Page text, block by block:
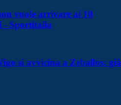
vuole arrivare ai 10
- Sportitalia
si avvicina a Zeballos: già